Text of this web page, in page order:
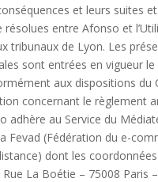
et leurs suites
résolues entre Afonso et
tribunaux de Lyon. Les
sont entrées en vigueur le
aux dispositions du
concernant le règlement
adhère au Service du
Fevad (Fédération du e-
dont les
La Boétie – 75008 Paris –